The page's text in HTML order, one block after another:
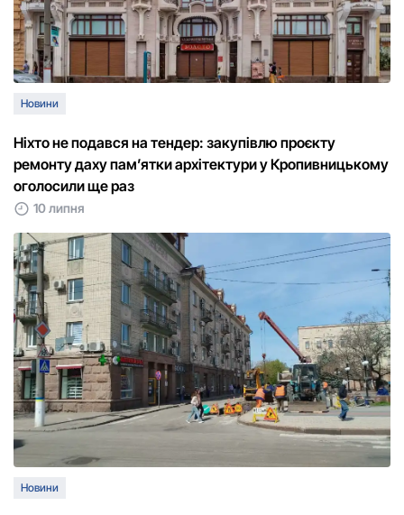
Новини
Ніхто не подався на тендер: закупівлю проєкту
ремонту даху пам’ятки архітектури у Кропивницькому
оголосили ще раз
10 липня
Новини